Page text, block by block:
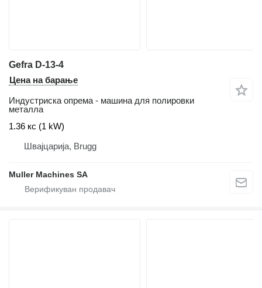
Gefra D-13-4
Цена на барање
Индустриска опрема - машина для полировки
металла
1.36 кс (1 kW)
Швајцарија, Brugg
Muller Machines SA